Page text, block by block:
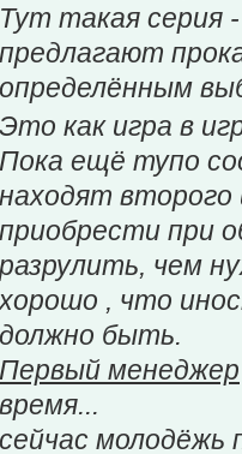
Тут такая серия
предлагают
определённым
Это как игра в
Пока ещё тупо
находят
приобрести при
разрулить, чем
хорошо , что
должно быть.
Первый менеджер
время...
сейчас молодёжь